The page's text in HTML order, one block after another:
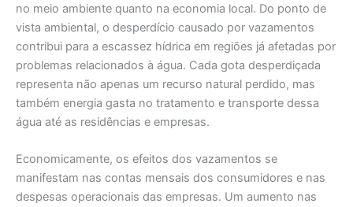
no meio ambiente quanto na economia local. Do ponto de
vista ambiental, o desperdício causado por vazamentos
contribui para a escassez hídrica em regiões já afetadas por
problemas relacionados à água. Cada gota desperdiçada
representa não apenas um recurso natural perdido, mas
também energia gasta no tratamento e transporte dessa
água até as residências e empresas.
Economicamente, os efeitos dos vazamentos se
manifestam nas contas mensais dos consumidores e nas
despesas operacionais das empresas. Um aumento nas